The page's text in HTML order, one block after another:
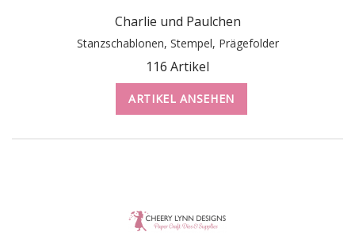
Charlie und Paulchen
Stanzschablonen, Stempel, Prägefolder
116 Artikel
ARTIKEL ANSEHEN